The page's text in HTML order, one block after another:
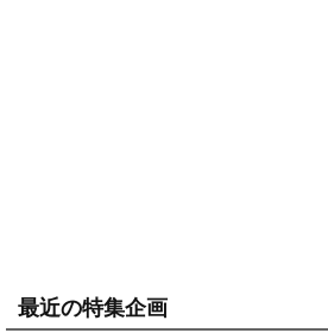
最近の特集企画